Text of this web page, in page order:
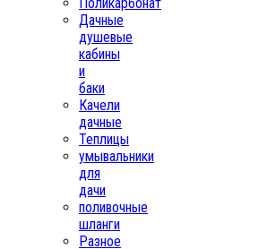
Дачные
душевые
кабины
и
баки
Качели
дачные
Теплицы
умывальники
для
дачи
поливочные
шланги
Разное